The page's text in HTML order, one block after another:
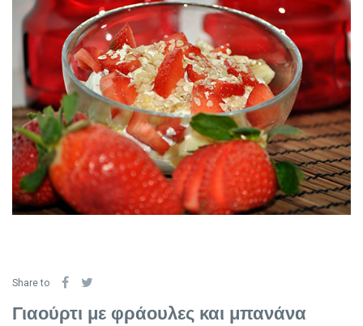
Share to
Γιαούρτι με φράουλες και μπανάνα